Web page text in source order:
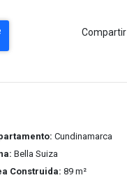
Compartir
Cundinamarca
Bella Suiza
Construida: 89 m²